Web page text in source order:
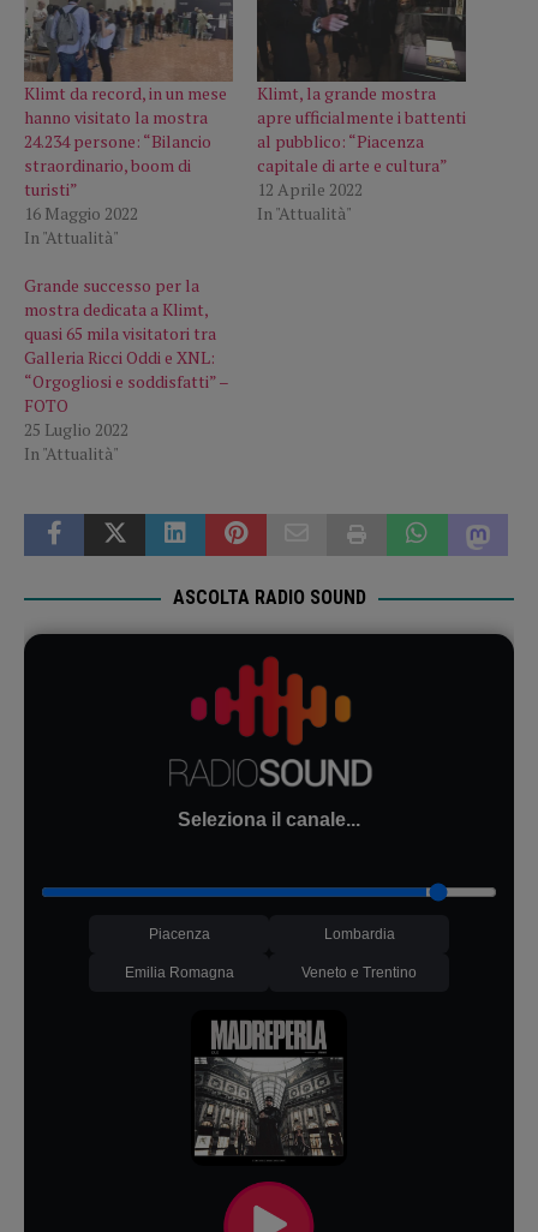
Klimt da record, in un mese
hanno visitato la mostra
24.234 persone: “Bilancio
straordinario, boom di
turisti”
16 Maggio 2022
In "Attualità"
Klimt, la grande mostra
apre ufficialmente i battenti
al pubblico: “Piacenza
capitale di arte e cultura”
12 Aprile 2022
In "Attualità"
Grande successo per la
mostra dedicata a Klimt,
quasi 65 mila visitatori tra
Galleria Ricci Oddi e XNL:
“Orgogliosi e soddisfatti” –
FOTO
25 Luglio 2022
In "Attualità"
ASCOLTA RADIO SOUND
Seleziona il canale...
Piacenza Lombardia
Emilia Romagna Veneto e Trentino